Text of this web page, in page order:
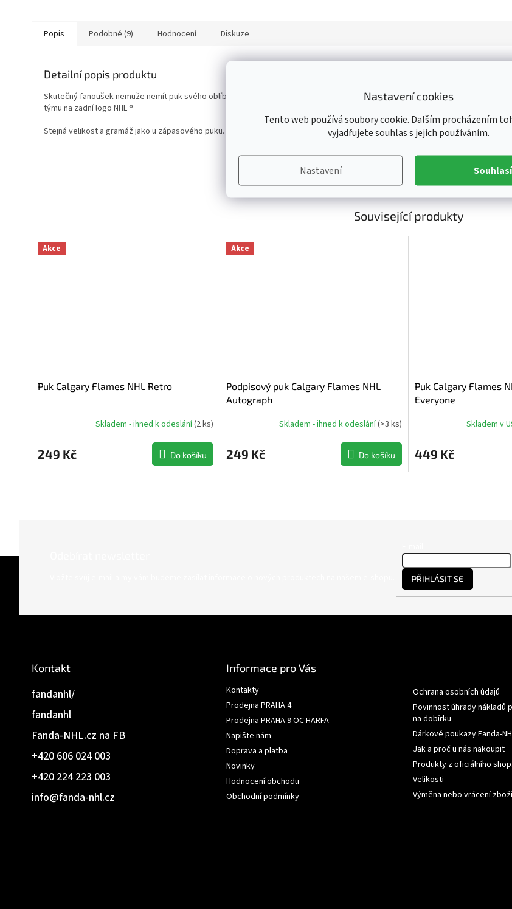
Nastavení cookies
Tento web používá soubory cookie. Dalším procházením
vyjadřujete souhlas s jejich používáním.
Nastavení
Související produkty
Akce
Puk Calgary Flames NHL Retro
Skladem - ihned k odeslání(2 ks)
249 Kč Do košíku
Akce
Podpisový puk Calgary Flames NHL
Autograph
Skladem - ihned k odeslání(>3 ks)
249 Kč Do košíku
Puk Calgary Flames
Everyone
Skladem v
449 Kč
Popis Podobné (9) Hodnocení Diskuze
Detailní popis produktu
Skutečný fanoušek nemuže nemít puk svého oblíbeného týmu, staňte se majiteli oficiálně licencovaného puku.Na přední straně
týmu na zadní logo NHL ®
Stejná velikost a gramáž jako u zápasového puku.
Kontakt
info@fanda-nhl.cz
+420 224 223 003
+420 606 024 003
Fanda-NHL.cz na FB
fandanhl
fandanhl/
Informace pro Vás
Kontakty
Prodejna PRAHA 4
Prodejna PRAHA 9 OC HARFA
Napište nám
Doprava a platba
Novinky
Hodnocení obchodu
Obchodní podmínky
Ochrana osobních údajů
Povinnost úhrady nákladů
na dobírku
Dárkové poukazy Fanda-
Jak a proč u nás nakoupit
Produkty z oficiálního
Velikosti
Výměna nebo vrácení zboží
PŘIHLÁSIT SE